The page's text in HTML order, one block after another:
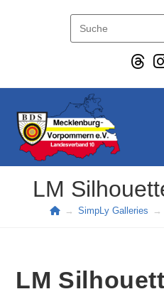
LM
→ SimpLy Galleries →
LM